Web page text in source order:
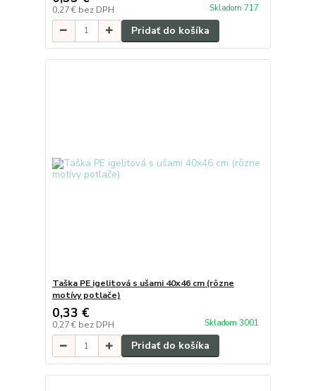
0,27 € bez DPH Skladom 717
Pridať do košíka
Taška PE igelitová s ušami 40x46 cm (rôzne
motívy potlače)
0,33 €
0,27 € bez DPH Skladom 3001
Pridať do košíka